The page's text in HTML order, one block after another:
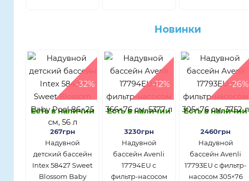
Новинки
-32%
Есть в наличии
267грн
Надувной
детский бассейн
Intex 58427 Sweet
Blossom Baby
-12%
Есть в наличии
3230грн
Надувной
бассейн Avenli
17794EU с
фильтр-насосом
-26%
Есть в наличии
2460грн
Надувной
бассейн Avenli
17793EU с фильтр-
насосом 305×76